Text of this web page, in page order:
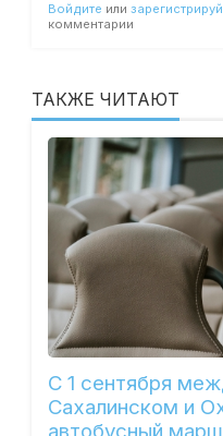
Войдите или
комментарии
ТАКЖЕ ЧИТАЮТ
С 1 сентября
Сахалинском и
автобусный